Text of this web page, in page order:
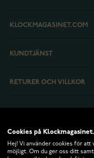
KLOCKMAGASINET.COM
KUNDTJÄNST
RETURER OCH VILLKOR
Cookies på
Hej! Vi använder cookies för
möjligt. Om du ger oss ditt